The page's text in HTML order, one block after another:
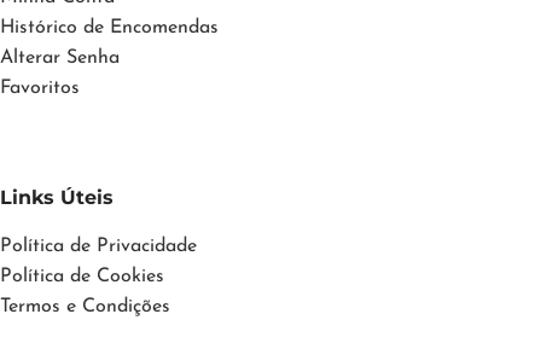
Histórico de Encomendas
Alterar Senha
Favoritos
Links Úteis
Política de Privacidade
Política de Cookies
Termos e Condições